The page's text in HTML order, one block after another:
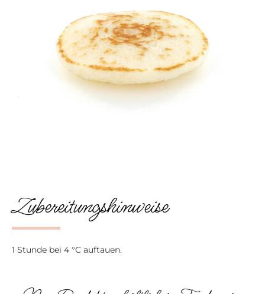
Zubereitungshinweise
1 Stunde bei 4 °C auftauen.